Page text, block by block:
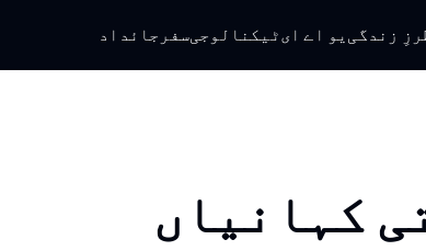
زندگی یو اے ایٹیکنالوجیسفر جائداد
کہانیاں